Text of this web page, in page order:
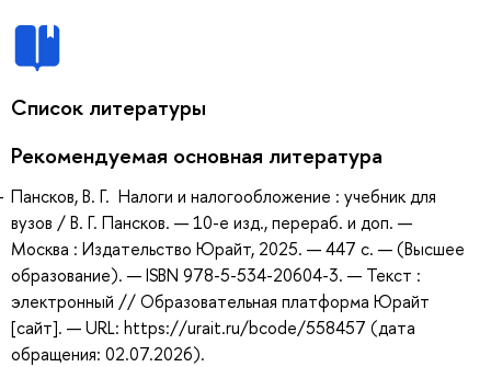
Список литературы
Рекомендуемая основная литература
Пансков, В. Г. Налоги и налогообложение : учебник для
вузов / В. Г. Пансков. — 10-е изд., перераб. и доп. —
Москва : Издательство Юрайт, 2025. — 447 с. — (Высшее
образование). — ISBN 978-5-534-20604-3. — Текст :
электронный // Образовательная платформа Юрайт
[сайт]. — URL: https://urait.ru/bcode/558457 (дата
обращения: 02.07.2026).